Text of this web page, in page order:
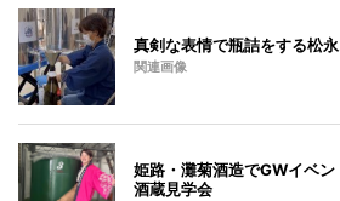
真剣な表情で瓶詰をする松
関連画像
姫路・灘菊酒造でGWイベ
酒蔵見学会